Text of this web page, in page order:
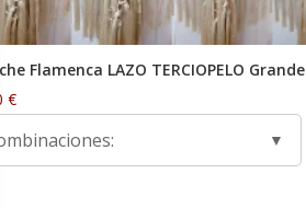
Flamenca LAZO TERCIOPELO Grande
€